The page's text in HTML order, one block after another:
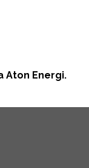
Aton Energi.